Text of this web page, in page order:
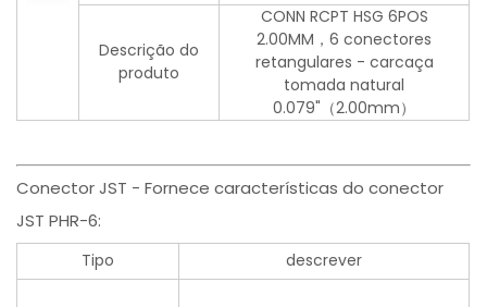
Descrição do
produto
CONN RCPT HSG 6POS
2.00MM，6 conectores
retangulares - carcaça
tomada natural
0.079"（2.00mm）
Conector JST - Fornece características do conector
JST PHR-6:
Tipo descrever